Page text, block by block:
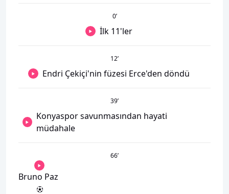
0’
İlk 11'ler
12’
Endri Çekiçi'nin füzesi Erce'den döndü
39’
Konyaspor savunmasından hayati
müdahale
66’
Bruno Paz